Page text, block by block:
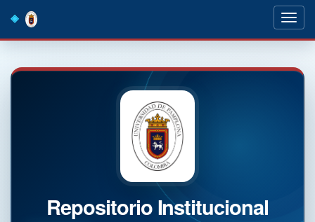
navigation
Repositorio Institucional